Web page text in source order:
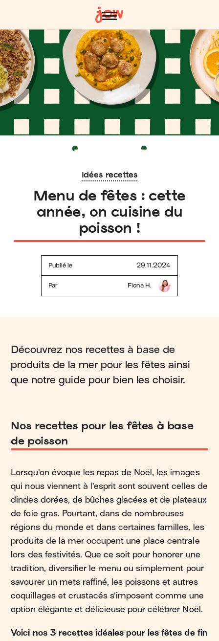
Idées recettes
Menu de fêtes : cette
année, on cuisine du
poisson !
Publié le 29.11.2024
Par Fiona H.
Découvrez nos recettes à base de
produits de la mer pour les fêtes ainsi
que notre guide pour bien les choisir.
Nos recettes pour les fêtes à base
de poisson
Lorsqu’on évoque les repas de Noël, les images
qui nous viennent à l’esprit sont souvent celles de
dindes dorées, de bûches glacées et de plateaux
de foie gras. Pourtant, dans de nombreuses
régions du monde et dans certaines familles, les
produits de la mer occupent une place centrale
lors des festivités. Que ce soit pour honorer une
tradition, diversifier le menu ou simplement pour
savourer un mets raffiné, les poissons et autres
coquillages et crustacés s’imposent comme une
option élégante et délicieuse pour célébrer Noël.
Voici nos 3 recettes idéales pour les fêtes de fin